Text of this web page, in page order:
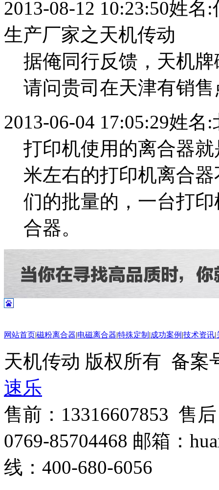
2013-08-12 10:23:50姓名:
生产厂家之天机传动
据俺同行反馈，天机
请问贵司在天津有销
2013-06-04 17:05:29姓名:
打印机使用的离合器
米左右的打印机离合
们的批量的，一台打
合器。
网站首页|磁粉离合器|电磁离合器|特殊定制 |成功案例 |技术资讯|
天机传动 版权所有 备案
速乐
售前：13316607853 售
0769-85704468 邮箱：
线：400-680-6056